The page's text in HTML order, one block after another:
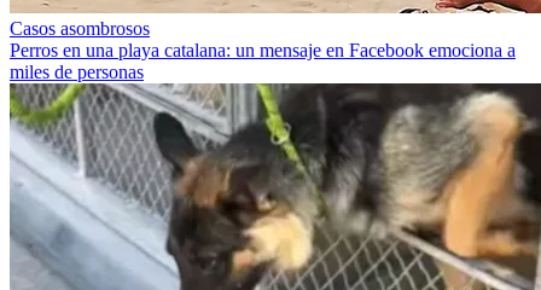
Casos asombrosos
Perros en una playa catalana: un mensaje en Facebook emociona a
miles de personas